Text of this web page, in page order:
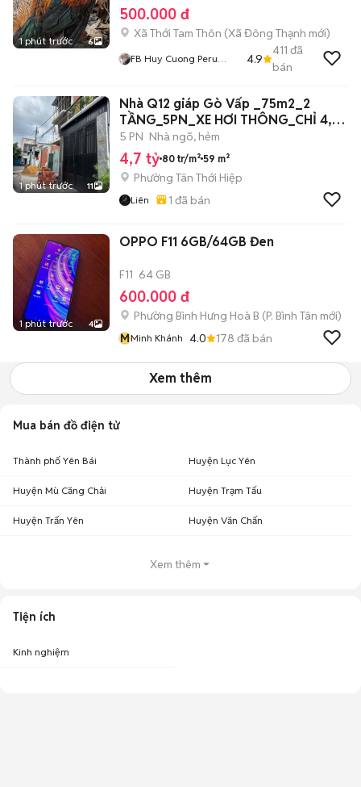
1 phút trước 6
500.000 đ
Xã Thới Tam Thôn (Xã Đông Thạnh mới)
FB Huy Cuong Peru
4.9
411 đã
bán
1 phút trước 11
Nhà Q12 giáp Gò Vấp _75m2_2
TẦNG_5PN_XE HƠI THÔNG_CHỈ 4,7
Tỷ
5 PN Nhà ngõ, hẻm
4,7 tỷ 80 tr/m² 59 m²
Phường Tân Thới Hiệp
Liên 1 đã bán
1 phút trước 4
OPPO F11 6GB/64GB Đen
F11 64 GB
600.000 đ
Phường Bình Hưng Hoà B (P. Bình Tân mới)
MMinh Khánh 4.0 178 đã bán
Xem thêm
Mua bán đồ điện tử
Thành phố Yên Bái Huyện Lục Yên
Huyện Mù Căng Chải Huyện Trạm Tấu
Huyện Trấn Yên Huyện Văn Chấn
Xem thêm
Tiện ích
Kinh nghiệm